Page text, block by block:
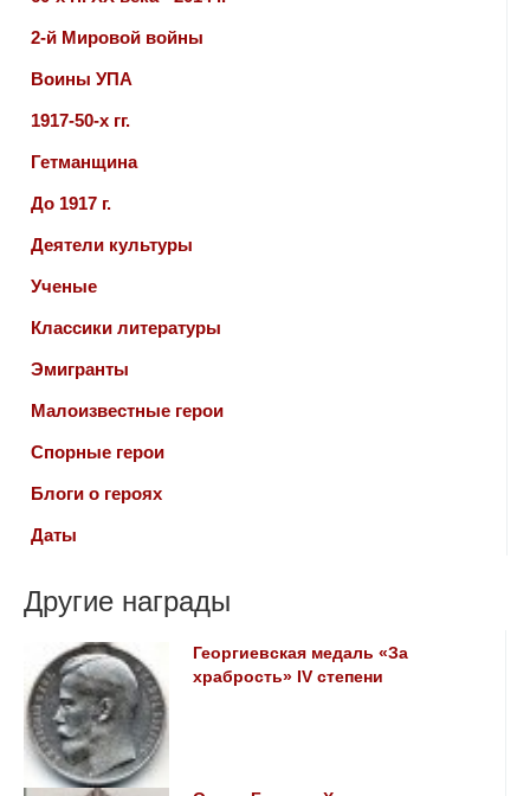
2-й Мировой войны
Воины УПА
1917-50-х гг.
Гетманщина
До 1917 г.
Деятели культуры
Ученые
Классики литературы
Эмигранты
Малоизвестные герои
Спорные герои
Блоги о героях
Даты
Другие награды
Георгиевская медаль «За
храбрость» IV степени